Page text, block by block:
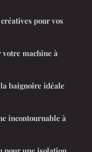
pour vos
machine à
baignoire idéale
incontournable à